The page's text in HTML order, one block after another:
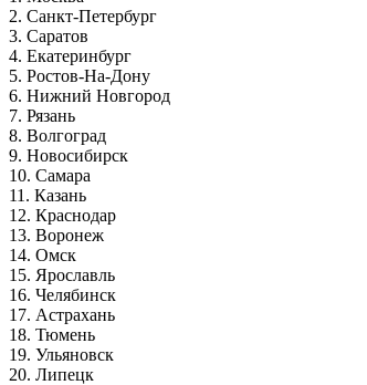
2. Санкт-Петербург
3. Саратов
4. Екатеринбург
5. Ростов-На-Дону
6. Нижний Новгород
7. Рязань
8. Волгоград
9. Новосибирск
10. Самара
11. Казань
12. Краснодар
13. Воронеж
14. Омск
15. Ярославль
16. Челябинск
17. Астрахань
18. Тюмень
19. Ульяновск
20. Липецк